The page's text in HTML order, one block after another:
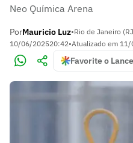
Neo Química Arena
PorMauricio Luz•Rio de Janeiro
10/06/202520:42•Atualizado em 11/
Favorite o